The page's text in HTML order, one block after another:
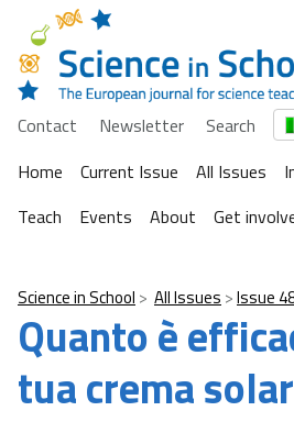
Contact Newsletter
Search
Home
Current Issue All Issues
Teach
Events About Get
Science in School All Issues Issue
Quanto è
tua crema